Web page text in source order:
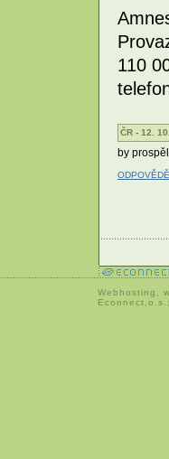
110
ČR - 12.
by
Webhosting